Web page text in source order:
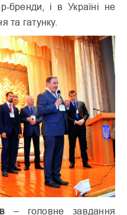
бренди, і в Україні не
та гатунку.
– головне завдання